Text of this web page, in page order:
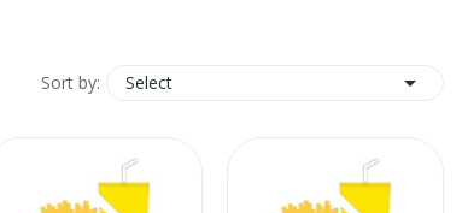
Sort by: Select 